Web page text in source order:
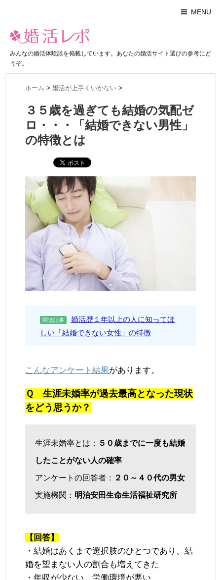
MENU
みんなの婚活体験談を掲載しています。あなたの婚活サイト選びの参考にど
うぞ。
ホーム > 婚活が上手くいかない >
３５歳を過ぎても結婚の気配ゼ
ロ・・・「結婚できない男性」
の特徴とは
関連記事
婚活歴１年以上の人に知ってほ
しい「結婚できない女性」の特徴
こんなアンケート結果があります。
Ｑ 生涯未婚率が過去最高となった現状
をどう思うか？
生涯未婚率とは： ５０歳までに一度も結婚
したことがない人の確率
アンケートの回答者： ２０～４０代の男女
実施機関： 明治安田生命生活福祉研究所
【回答】
・結婚はあくまで選択肢のひとつであり、結
婚を望まない人の割合も増えてきた
・年収が少ない、労働環境が悪い